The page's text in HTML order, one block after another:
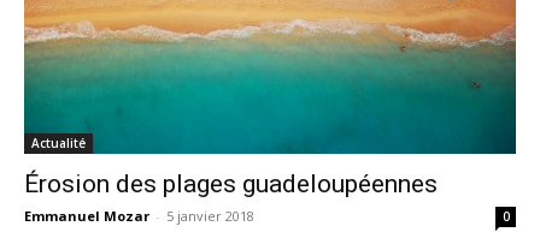
Actualité
Érosion des plages guadeloupéennes
Emmanuel Mozar - 5 janvier 2018 0